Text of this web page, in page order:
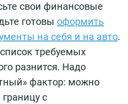
свои финансовые
готовы оформить
на себя и на авто.
требуемых
разнится. Надо
фактор: можно
с